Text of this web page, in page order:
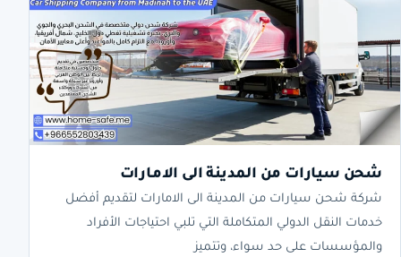
شحن سيارات من المدينة الى الامارات
شركة شحن سيارات من المدينة الى الامارات لتقديم أفضل
خدمات النقل الدولي المتكاملة التي تلبي احتياجات الأفراد
والمؤسسات على حد سواء، وتتميز